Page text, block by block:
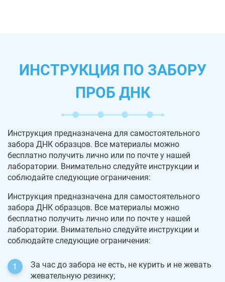
ИНСТРУКЦИЯ ПО ЗАБОРУ
ПРОБ ДНК
Инструкция предназначена для самостоятельного
забора ДНК образцов. Все материалы можно
бесплатно получить лично или по почте у нашей
лаборатории. Внимательно следуйте инструкции и
соблюдайте следующие ограничения:
Инструкция предназначена для самостоятельного
забора ДНК образцов. Все материалы можно
бесплатно получить лично или по почте у нашей
лаборатории. Внимательно следуйте инструкции и
соблюдайте следующие ограничения:
За час до забора не есть, не курить и не жевать
жевательную резинку;